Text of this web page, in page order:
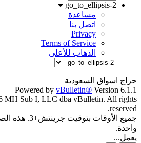
go_to_ellipsis-2
مساعدة
اتصل بنا
Privacy
Terms of Service
الذهاب للأعلى
حراج اسواق السعودية
Powered by vBulletin® Version 6.1.1
MH Sub I, LLC dba vBulletin. All rights
reserved.
جميع الأوقات
واحدة.
يعمل...